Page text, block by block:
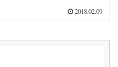
2018.02.09